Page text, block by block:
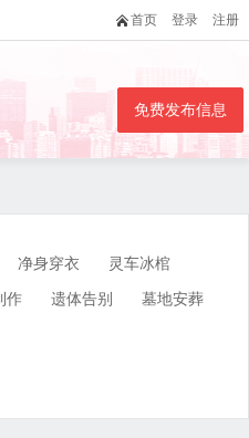
首页 登录 注册
免费发布信息
净身穿衣
灵车冰棺
作 遗体告别 墓地安葬